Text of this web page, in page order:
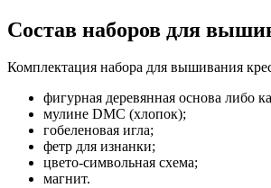
Состав наборов для
Комплектация набора для вышивания
фигурная деревянная основа либо
мулине DMC (хлопок);
гобеленовая игла;
фетр для изнанки;
цвето-символьная схема;
магнит.